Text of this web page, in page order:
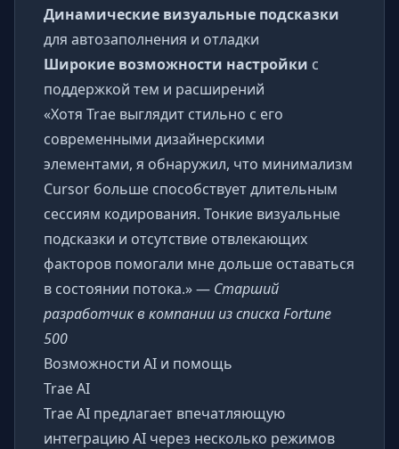
Динамические визуальные подсказки
для автозаполнения и отладки
Широкие возможности настройки с
поддержкой тем и расширений
«Хотя Trae выглядит стильно с его
современными дизайнерскими
элементами, я обнаружил, что минимализм
Cursor больше способствует длительным
сессиям кодирования. Тонкие визуальные
подсказки и отсутствие отвлекающих
факторов помогали мне дольше оставаться
в состоянии потока.» — Старший
разработчик в компании из списка Fortune
500
Возможности AI и помощь
Trae AI
Trae AI предлагает впечатляющую
интеграцию AI через несколько режимов